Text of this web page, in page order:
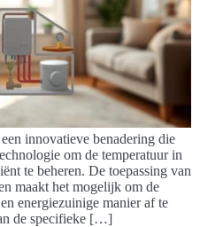
innovatieve benadering die
om de temperatuur in
te beheren. De toepassing van
maakt het mogelijk om de
energiezuinige manier af te
de specifieke […]